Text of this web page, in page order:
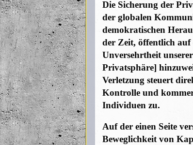
Die Sicherung der
der globalen
demokratischen
der Zeit, öffentlich auf
Unversehrtheit
Privatsphäre]
Verletzung steuert
Kontrolle und
Individuen zu.
Auf der einen Seite
Beweglichkeit von